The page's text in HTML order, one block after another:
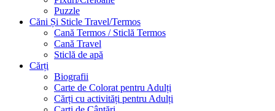
Puzzle
Căni Și Sticle Travel/Termos
Cană Termos / Sticlă Termos
Cană Travel
Sticlă de apă
Cărți
Biografii
Carte de Colorat pentru Adulți
Cărți cu activități pentru Adulți